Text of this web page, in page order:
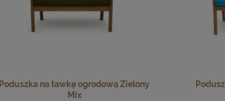
Poduszka na ławkę ogrodową Zielony
Mix